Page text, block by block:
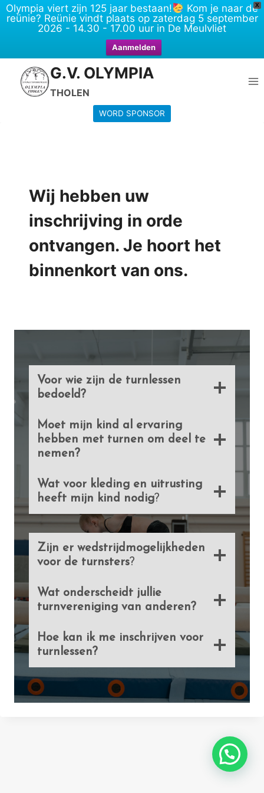
X
Olympia viert zijn 125 jaar bestaan!
Kom je naar de
reünie? Reünie vindt plaats op zaterdag 5 september
2026 - 14.30 - 17.00 uur in De Meulvliet
Aanmelden
content
G.V. OLYMPIA
THOLEN
WORD SPONSOR
Wij hebben uw
inschrijving in orde
ontvangen. Je hoort het
binnenkort van ons.
Voor wie zijn de turnlessen
bedoeld?
Moet mijn kind al ervaring
hebben met turnen om deel te
nemen?
Wat voor kleding en uitrusting
heeft mijn kind nodig?
Zijn er wedstrijdmogelijkheden
voor de turnsters?
Wat onderscheidt jullie
turnvereniging van anderen?
Hoe kan ik me inschrijven voor
turnlessen?